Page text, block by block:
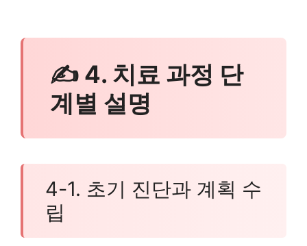
✍ 4. 치료 과정 단
계별 설명
4-1. 초기 진단과 계획 수
립